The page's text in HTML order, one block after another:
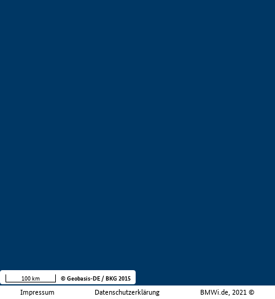
Impressum Datenschutzerklärung BMWi.de, 2021 ©
100 km © Geobasis-DE / BKG 2015